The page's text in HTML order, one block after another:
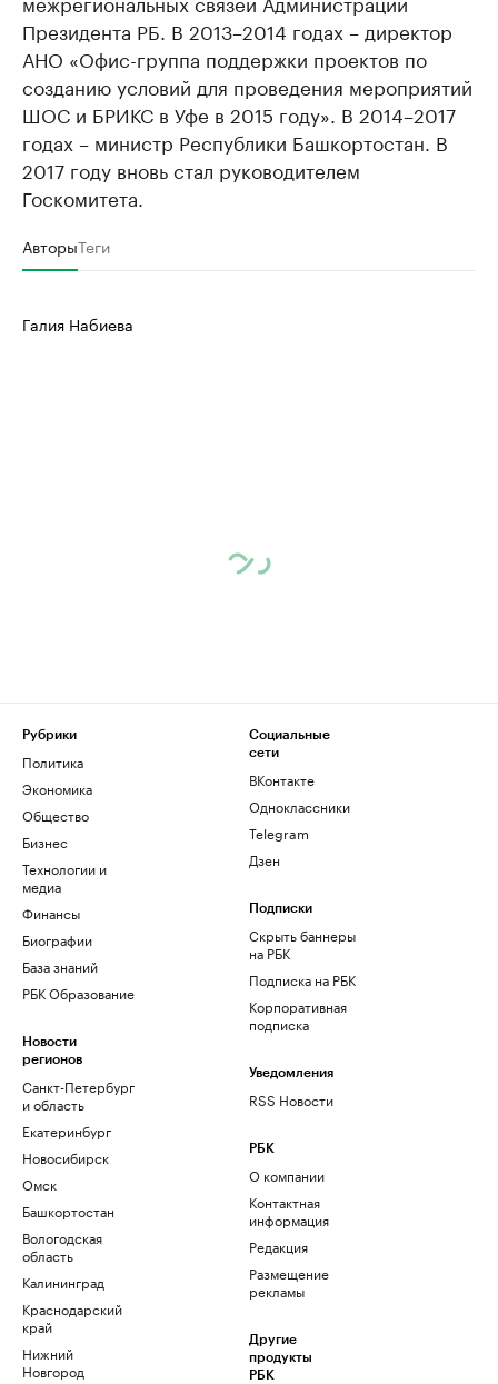
Президента РБ. В 2013–2014 годах – директор
АНО «Офис-группа поддержки проектов по
созданию условий для проведения мероприятий
ШОС и БРИКС в Уфе в 2015 году». В 2014–2017
годах – министр Республики Башкортостан. В
2017 году вновь стал руководителем
Госкомитета.
АвторыТеги
Галия Набиева
Рубрики
Политика
Экономика
Общество
Бизнес
Технологии и
медиа
Финансы
Биографии
База знаний
РБК Образование
Новости
регионов
Санкт-Петербург
и область
Екатеринбург
Новосибирск
Омск
Башкортостан
Вологодская
область
Калининград
Краснодарский
край
Нижний
Новгород
Социальные
сети
ВКонтакте
Одноклассники
Telegram
Дзен
Подписки
Скрыть баннеры
на РБК
Подписка на РБК
Корпоративная
подписка
Уведомления
RSS Новости
РБК
О компании
Контактная
информация
Редакция
Размещение
рекламы
Другие
продукты
РБК